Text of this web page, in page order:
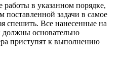
в указанном порядке,
задачи в самое
спешить. Все нанесенные на
должны основательно
приступят к выполнению